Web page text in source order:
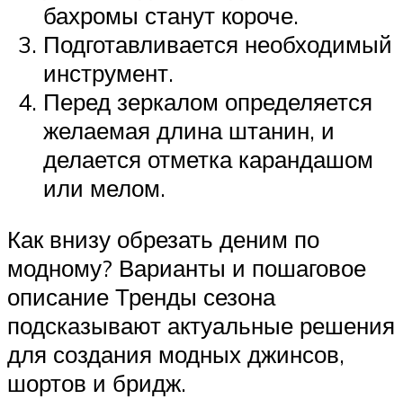
бахромы станут короче.
Подготавливается необходимый
инструмент.
Перед зеркалом определяется
желаемая длина штанин, и
делается отметка карандашом
или мелом.
Как внизу обрезать деним по
модному? Варианты и пошаговое
описание Тренды сезона
подсказывают актуальные решения
для создания модных джинсов,
шортов и бридж.